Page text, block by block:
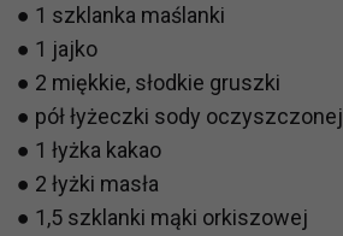
● 1 szklanka maślanki
● 1 jajko
● 2 miękkie, słodkie gruszki
● pół łyżeczki sody oczyszczonej
● 1 łyżka kakao
● 2 łyżki masła
● 1,5 szklanki mąki orkiszowej